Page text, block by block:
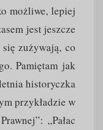
możliwe, lepiej
jest jeszcze
zużywają, co
Pamiętam jak
historyczka
przykładzie w
„Pałac